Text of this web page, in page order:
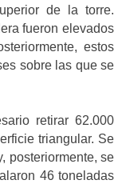
de la torre.
fueron elevados
estos
sobre las que se
retirar 62.000
triangular. Se
posteriormente, se
46 toneladas